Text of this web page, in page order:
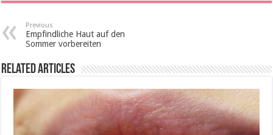
Previous
Empfindliche Haut auf den
Sommer vorbereiten
Related Articles